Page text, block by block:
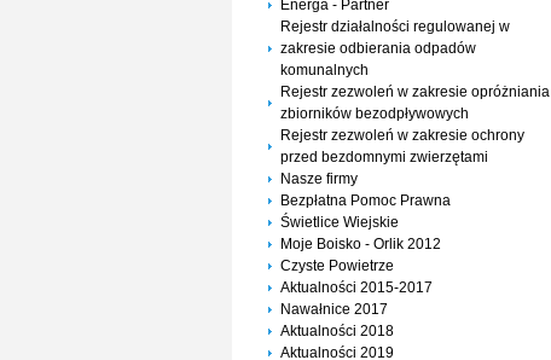
Energa - Partner
Rejestr działalności regulowanej w
zakresie odbierania odpadów
komunalnych
Rejestr zezwoleń w zakresie opróżniania
zbiorników bezodpływowych
Rejestr zezwoleń w zakresie ochrony
przed bezdomnymi zwierzętami
Nasze firmy
Bezpłatna Pomoc Prawna
Świetlice Wiejskie
Moje Boisko - Orlik 2012
Czyste Powietrze
Aktualności 2015-2017
Nawałnice 2017
Aktualności 2018
Aktualności 2019